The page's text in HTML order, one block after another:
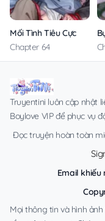
Mối Tình Tiêu Cực
Chapter 64
Truyentini luôn cập nhật
Boylove VIP để phục vụ
Đọc truyện hoàn toàn
Email khiếu
Mọi thông tin và hình